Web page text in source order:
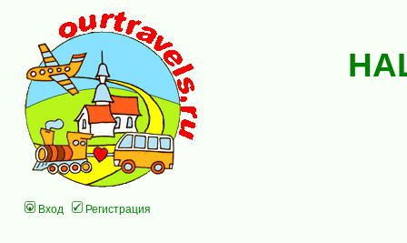
Вход Регистрация